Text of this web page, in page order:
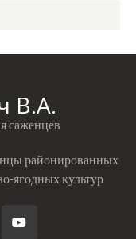
В.А.
саженцев
районированных
ягодных культур